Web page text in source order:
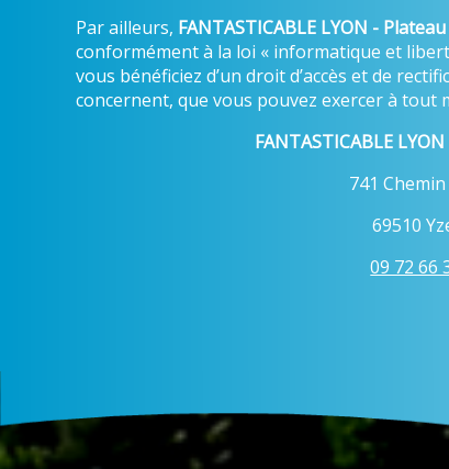
Par ailleurs, FANTASTICABLE LYON -
conformément à la loi « informatique et
vous bénéficiez d’un droit d’accès et de
concernent, que vous pouvez exercer à tout
FANTASTICABLE
741
69510
09 72 66